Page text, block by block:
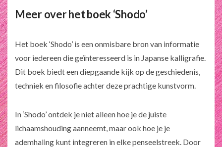
Meer over het boek ‘Shodo’
Het boek ‘Shodo’ is een onmisbare bron van informatie
voor iedereen die geïnteresseerd is in Japanse kalligrafie.
Dit boek biedt een diepgaande kijk op de geschiedenis,
techniek en filosofie achter deze prachtige kunstvorm.
In ‘Shodo’ ontdek je niet alleen hoe je de juiste
lichaamshouding aanneemt, maar ook hoe je je
ademhaling kunt integreren in elke penseelstreek. Door